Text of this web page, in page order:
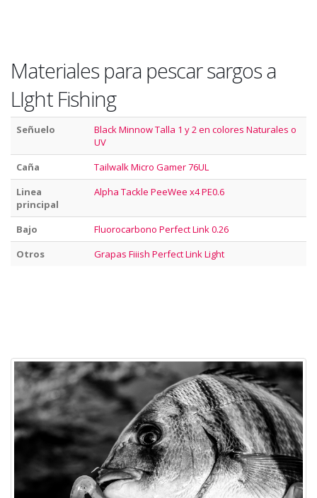
Materiales para pescar sargos a
LIght Fishing
Señuelo
Black Minnow Talla 1 y 2 en colores Naturales o
UV
Caña
Tailwalk Micro Gamer 76UL
Linea
principal
Alpha Tackle PeeWee x4 PE0.6
Bajo
Fluorocarbono Perfect Link 0.26
Otros
Grapas Fiiish Perfect Link Light